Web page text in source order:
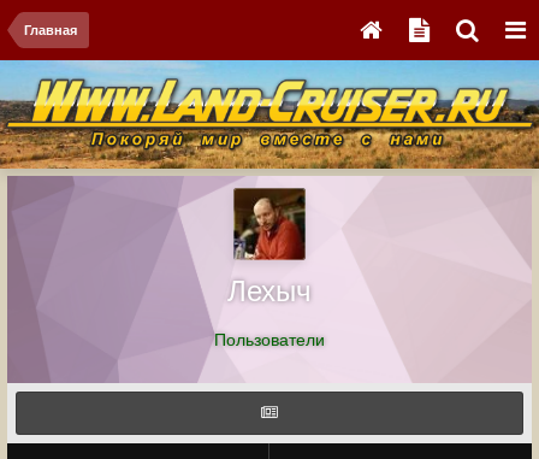
Главная
Лехыч
Пользователи